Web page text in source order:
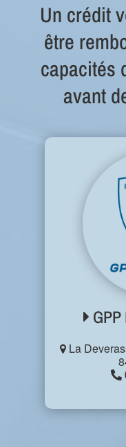
Un crédit
être
capacités
avant
La